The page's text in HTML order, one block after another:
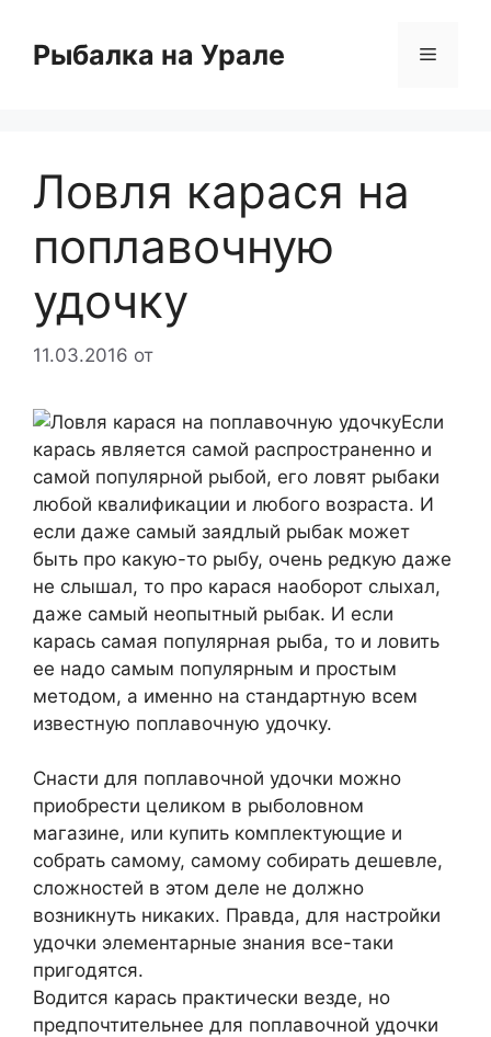
содержимому
Рыбалка на Урале Меню
Ловля карася на
поплавочную
удочку
11.03.2016 от
Если
карась является самой распространенно и
самой популярной рыбой, его ловят рыбаки
любой квалификации и любого возраста. И
если даже самый заядлый рыбак может
быть про какую-то рыбу, очень редкую даже
не слышал, то про карася наоборот слыхал,
даже самый неопытный рыбак. И если
карась самая популярная рыба, то и ловить
ее надо самым популярным и простым
методом, а именно на стандартную всем
известную поплавочную удочку.
Снасти для поплавочной удочки можно
приобрести целиком в рыболовном
магазине, или купить комплектующие и
собрать самому, самому собирать дешевле,
сложностей в этом деле не должно
возникнуть никаких. Правда, для настройки
удочки элементарные знания все-таки
пригодятся.
Водится карась практически везде, но
предпочтительнее для поплавочной удочки